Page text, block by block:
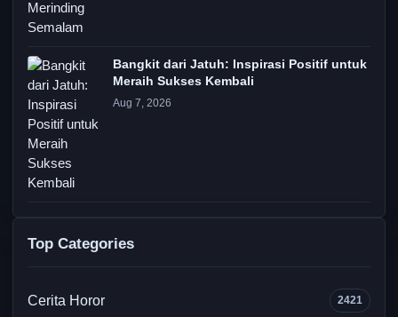
Bangkit dari Jatuh: Inspirasi Positif untuk
Meraih Sukses Kembali
Aug 7, 2026
Top Categories
Cerita Horor 2421